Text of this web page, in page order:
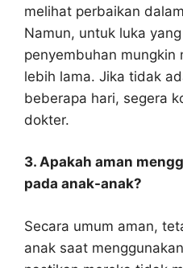
melihat perbaikan
Namun, untuk luka
penyembuhan mungkin
lebih lama. Jika tidak
beberapa hari, segera
dokter.
3. Apakah aman
pada anak-anak?
Secara umum aman,
anak saat